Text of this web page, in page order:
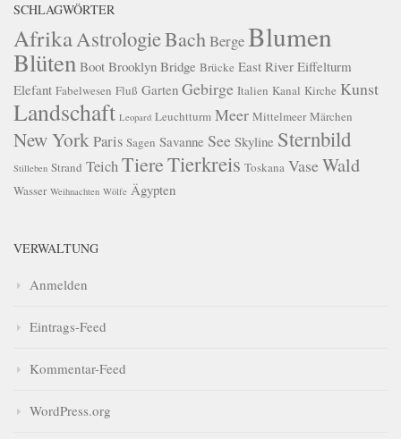
SCHLAGWÖRTER
AfrikaAstrologieBachBergeBlumen
Blüten Boot Brooklyn Bridge Brücke East River Eiffelturm
Elefant Fabelwesen Fluß Garten Gebirge Italien Kanal Kirche Kunst
Landschaft Leopard Leuchtturm Meer Mittelmeer Märchen
New YorkParis Sagen Savanne See Skyline Sternbild
Stilleben Strand TeichTiereTierkreis Toskana VaseWald
Wasser Weihnachten Wölfe Ägypten
VERWALTUNG
Anmelden
Eintrags-Feed
Kommentar-Feed
WordPress.org